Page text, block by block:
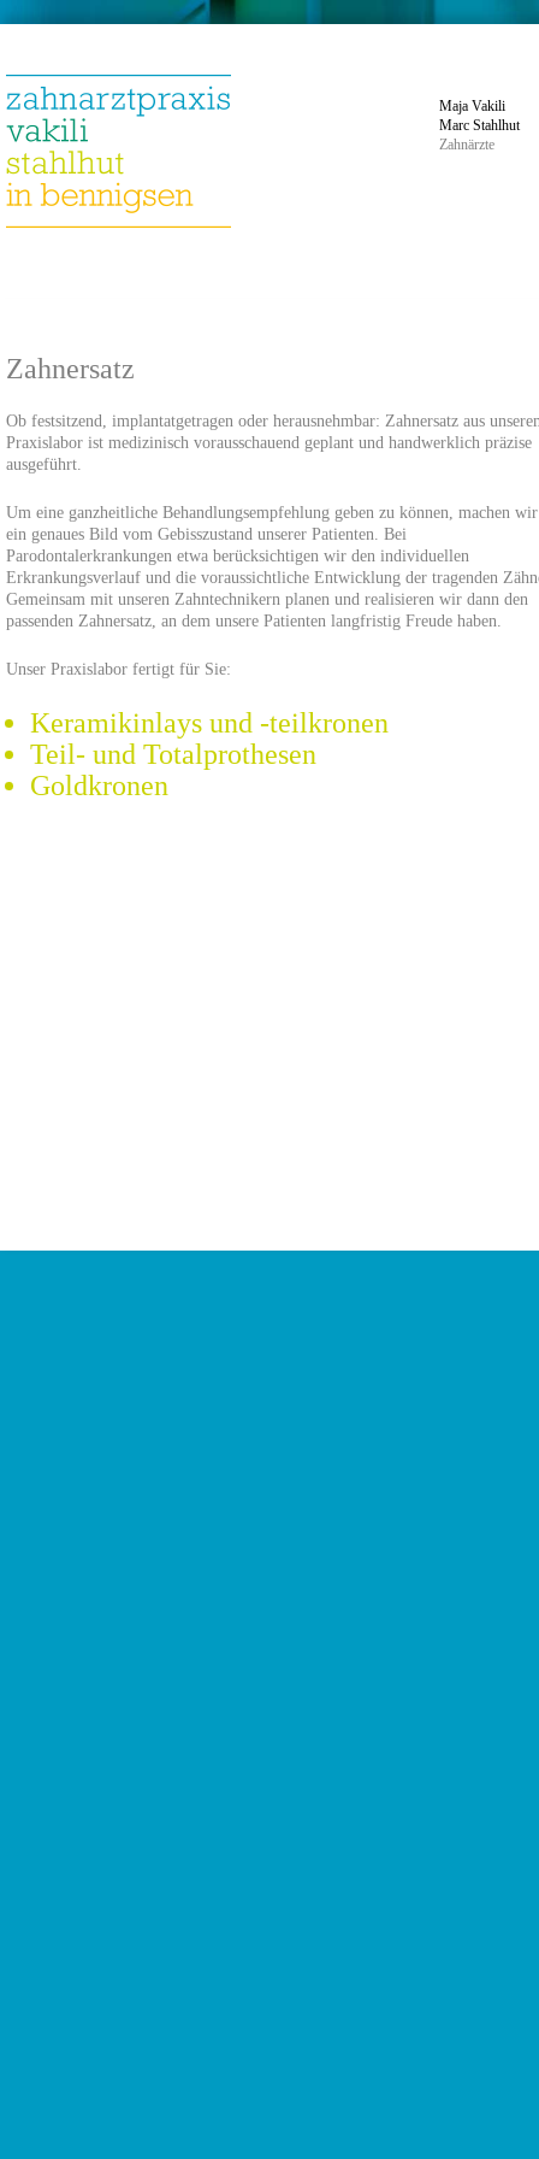
Maja Vakili
Marc Stahlhut
Zahnärzte
Zahnersatz
Ob festsitzend, implantatgetragen oder herausnehmbar: Zahnersatz aus
Praxislabor ist medizinisch vorausschauend geplant und handwerklich präzise
ausgeführt.
Um eine ganzheitliche Behandlungsempfehlung geben zu können, machen
ein genaues Bild vom Gebisszustand unserer Patienten. Bei
Parodontalerkrankungen etwa berücksichtigen wir den individuellen
Erkrankungsverlauf und die voraussichtliche Entwicklung der tragenden
Gemeinsam mit unseren Zahntechnikern planen und realisieren wir dann den
passenden Zahnersatz, an dem unsere Patienten langfristig Freude haben.
Unser Praxislabor fertigt für Sie:
Keramikinlays und -teilkronen
Teil- und Totalprothesen
Goldkronen